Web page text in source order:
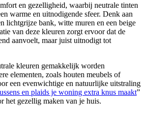
en gezelligheid, waarbij neutrale tinten
warme en uitnodigende sfeer. Denk aan
lichtgrijze bank, witte muren en een beige
van deze kleuren zorgt ervoor dat de
aanvoelt, maar juist uitnodigt tot
kleuren gemakkelijk worden
elementen, zoals houten meubels of
een evenwichtige en natuurlijke uitstraling
en plaids je woning extra knus maakt”
het gezellig maken van je huis.